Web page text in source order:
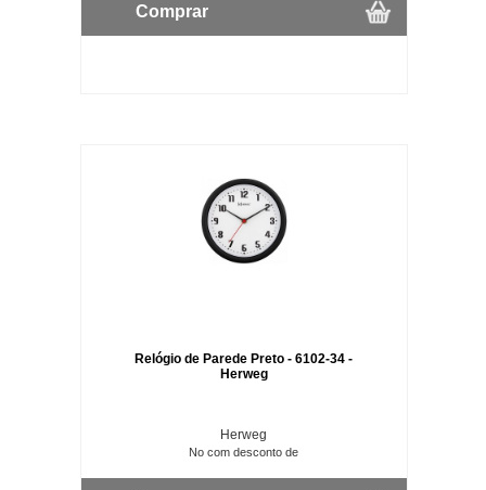
Comprar
Relógio de Parede Preto - 6102-34 -
Herweg
Herweg
No com desconto de